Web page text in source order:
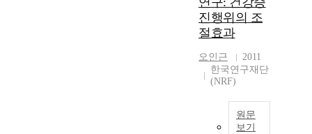
진행위의 조
절효과
오인근
2011
한국연구재단
(NRF)
원문
보기